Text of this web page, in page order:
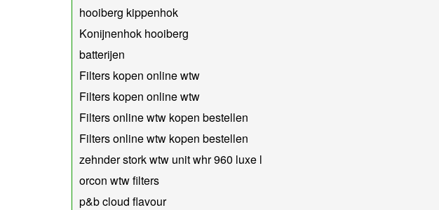
hooiberg kippenhok
Konijnenhok hooiberg
batterijen
Filters kopen online wtw
Filters kopen online wtw
Filters online wtw kopen bestellen
Filters online wtw kopen bestellen
zehnder stork wtw unit whr 960 luxe l
orcon wtw filters
p&b cloud flavour